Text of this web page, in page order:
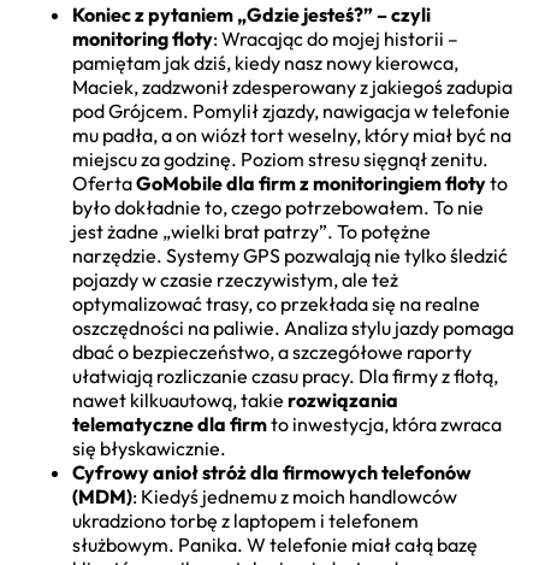
Koniec z pytaniem „Gdzie jesteś?” – czyli
monitoring floty: Wracając do mojej historii –
pamiętam jak dziś, kiedy nasz nowy kierowca,
Maciek, zadzwonił zdesperowany z jakiegoś zadupia
pod Grójcem. Pomylił zjazdy, nawigacja w telefonie
mu padła, a on wiózł tort weselny, który miał być na
miejscu za godzinę. Poziom stresu sięgnął zenitu.
OfertaGoMobile dla firm z monitoringiem flotyto
było dokładnie to, czego potrzebowałem. To nie
jest żadne „wielki brat patrzy”. To potężne
narzędzie. Systemy GPS pozwalają nie tylko śledzić
pojazdy w czasie rzeczywistym, ale też
optymalizować trasy, co przekłada się na realne
oszczędności na paliwie. Analiza stylu jazdy pomaga
dbać o bezpieczeństwo, a szczegółowe raporty
ułatwiają rozliczanie czasu pracy. Dla firmy z flotą,
nawet kilkuautową, takie rozwiązania
telematyczne dla firmto inwestycja, która zwraca
się błyskawicznie.
Cyfrowy anioł stróż dla firmowych telefonów
(MDM): Kiedyś jednemu z moich handlowców
ukradziono torbę z laptopem i telefonem
służbowym. Panika. W telefonie miał całą bazę